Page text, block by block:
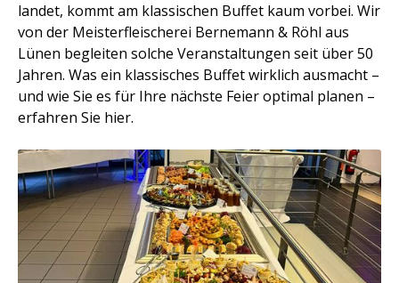
landet, kommt am klassischen Buffet kaum vorbei. Wir
von der Meisterfleischerei Bernemann & Röhl aus
Lünen begleiten solche Veranstaltungen seit über 50
Jahren. Was ein klassisches Buffet wirklich ausmacht –
und wie Sie es für Ihre nächste Feier optimal planen –
erfahren Sie hier.